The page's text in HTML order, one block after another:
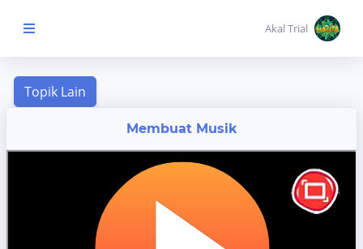
Beranda Anak
Akal Trial
Membuat Musik